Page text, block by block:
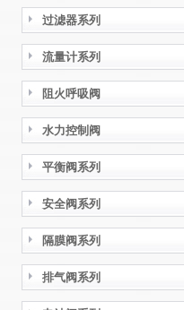
过滤器系列
流量计系列
阻火呼吸阀
水力控制阀
平衡阀系列
安全阀系列
隔膜阀系列
排气阀系列